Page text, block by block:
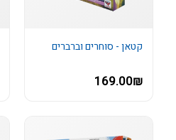
קטאן - סוחרים וברברים
169.00₪